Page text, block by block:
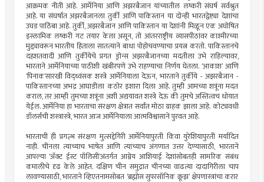
आक्रमक नीती आहे. आर्मेनिया आणि अझरबैजान यांच्यातील लष्करी संघर्ष सर्वश्रुत
आहे. या संघर्षात अझरबैजानला तुर्की आणि पाकिस्तान या दोन्ही भारतद्वेष्ट्या देशांचा
उघड पाठिंबा आहे. तुर्की, अझरबैजान आणि पाकिस्तान या देशांनी मिळून एक अघोषित
इस्लामिक लष्करी गट तयार केला असून, तो आंतरराष्ट्रीय व्यासपीठांवर काश्मीरच्या
मुद्द्यावरून भारतीय हिताला सातत्याने बाधा पोहोचवण्याचा प्रयत्न करतो. पाकिस्तानचे
दहशतवादी आणि तुर्कीयेचे प्रगत ड्रोन्स अझरबैजानच्या मदतीला उभे राहिल्यावर,
भारताने आर्मेनियाच्या पाठीशी खंबीरपणे उभे राहण्याचा निर्णय घेतला. ‘आकाश’ आणि
‘पिनाक’सारखी विद्ध्वंसक शस्त्रे आर्मेनियाला देऊन, भारताने तुर्कीये - अझरबैजान -
पाकिस्तानच्या अभद्र आघाडीला कठोर इशारा दिला आहे. तुम्ही आमच्या शत्रूंना मदत
कराल, तर आम्ही तुमच्या शत्रूंना अशी अद्ययावत शस्त्रे देऊ की तुमचे अस्तित्वच धोयात
येईल. आर्मेनिया हा भारताचा संरक्षण क्षेत्रात सर्वांत मोठा ग्राहक झाला आहे. कोट्यवधी
डॉलर्सची शस्त्रास्त्रे, भारत आज आर्मेनियाला आत्मविश्वासाने पुरवत आहे.
भारताची ही प्रगल्भ संरक्षण मुत्सद्देगिरी आर्मेनियापुरती किंवा युरेशियापुरती मर्यादित
नाही. चीनला त्याच्याच भाषेत आणि त्याच्याच अंगणात उत्तर देण्यासाठी, भारताने
आपल्या ‘अ‍ॅक्ट ईस्ट पॉलिसी’अंतर्गत आग्नेय आशियाई देशांसोबतही सामरिक संबंध
कमालीचे दृढ केले आहेत. दक्षिण चीन समुद्रात चीनच्या वाढत्या दादागिरीला चाप
लावण्यासाठी, भारताने व्हिएतनामसोबत ‘ब्रह्मोस सुपरसॉनिक क्रूझ’ क्षेपणास्त्रांचा करार